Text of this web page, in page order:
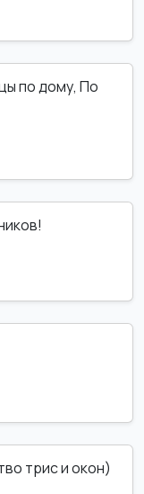
по дому, По
трис и окон)